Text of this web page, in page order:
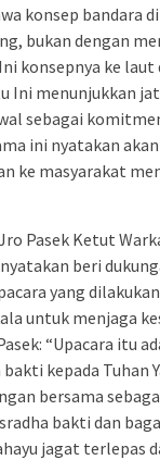
konsep bandara
bukan dengan
konsepnya ke
Ini menunjukkan
sebagai
ini nyatakan
ke masyarakat
Pasek Ketut
beri
yang
untuk menjaga
“Upacara itu
kepada Tuhan
bersama
bakti dan
jagat terlepas